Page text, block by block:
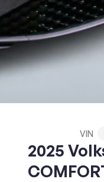
VIN
2025